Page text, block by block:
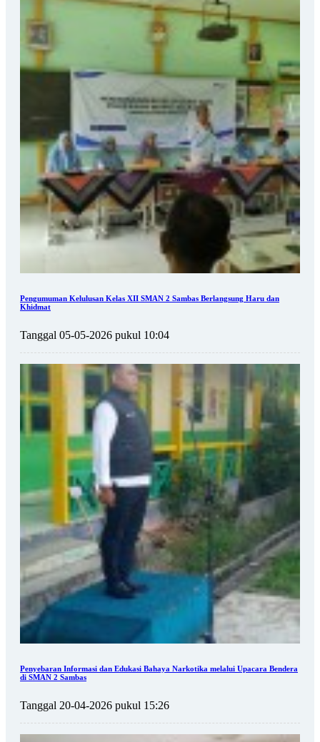
Pengumuman Kelulusan Kelas XII SMAN 2 Sambas Berlangsung Haru dan
Khidmat
Tanggal 05-05-2026 pukul 10:04
Penyebaran Informasi dan Edukasi Bahaya Narkotika melalui Upacara Bendera
di SMAN 2 Sambas
Tanggal 20-04-2026 pukul 15:26